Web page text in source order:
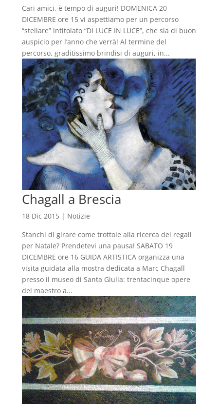
Cari amici, è tempo di auguri! DOMENICA 20
DICEMBRE ore 15 vi aspettiamo per un percorso
“stellare” intitolato “DI LUCE IN LUCE”, che sia di buon
auspicio per l’anno che verrà! Al termine del
percorso, graditissimo brindisi di auguri, in...
Chagall a Brescia
18 Dic 2015| Notizie
Stanchi di girare come trottole alla ricerca dei regali
per Natale? Prendetevi una pausa! SABATO 19
DICEMBRE ore 16 GUIDA ARTISTICA organizza una
visita guidata alla mostra dedicata a Marc Chagall
presso il museo di Santa Giulia: trentacinque opere
del maestro a...